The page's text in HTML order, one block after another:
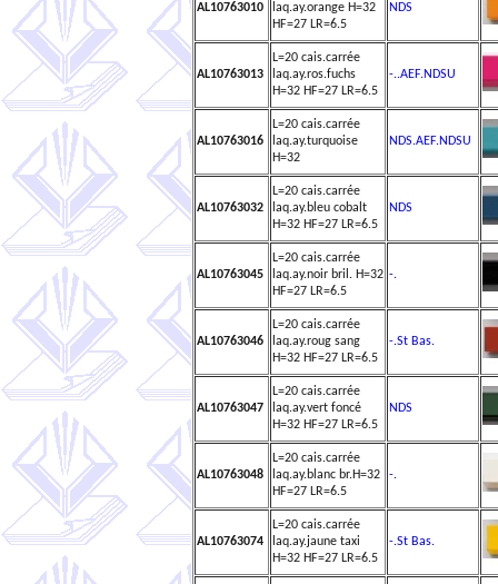
AL10763010
laq.ay.orange H=32
HF=27 LR=6.5
NDS
AL10763013
L=20 cais.carrée
laq.ay.ros.fuchs
H=32 HF=27 LR=6.5
-..AEF.NDSU
AL10763016
L=20 cais.carrée
laq.ay.turquoise
H=32
NDS.AEF.NDSU
AL10763032
L=20 cais.carrée
laq.ay.bleu cobalt
H=32 HF=27 LR=6.5
NDS
AL10763045
L=20 cais.carrée
laq.ay.noir bril. H=32
HF=27 LR=6.5
-.
AL10763046
L=20 cais.carrée
laq.ay.roug sang
H=32 HF=27 LR=6.5
-.St Bas.
AL10763047
L=20 cais.carrée
laq.ay.vert foncé
H=32 HF=27 LR=6.5
NDS
AL10763048
L=20 cais.carrée
laq.ay.blanc br.H=32
HF=27 LR=6.5
-.
AL10763074
L=20 cais.carrée
laq.ay.jaune taxi
H=32 HF=27 LR=6.5
-.St Bas.